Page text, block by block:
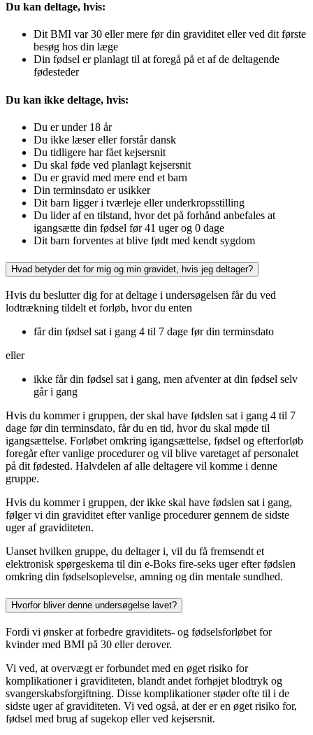
Du kan deltage, hvis:
Dit BMI var 30 eller mere før din graviditet eller ved dit første
besøg hos din læge
Din fødsel er planlagt til at foregå på et af de deltagende
fødesteder
Du kan ikke deltage, hvis:
Du er under 18 år
Du ikke læser eller forstår dansk
Du tidligere har fået kejsersnit
Du skal føde ved planlagt kejsersnit
Du er gravid med mere end et barn
Din terminsdato er usikker
Dit barn ligger i tværleje eller underkropsstilling
Du lider af en tilstand, hvor det på forhånd anbefales at
igangsætte din fødsel før 41 uger og 0 dage
Dit barn forventes at blive født med kendt sygdom
Hvad betyder det for mig og min gravidet, hvis jeg deltager?
Hvis du beslutter dig for at deltage i undersøgelsen får du ved
lodtrækning tildelt et forløb, hvor du enten
får din fødsel sat i gang 4 til 7 dage før din terminsdato
eller
ikke får din fødsel sat i gang, men afventer at din fødsel selv
går i gang
Hvis du kommer i gruppen, der skal have fødslen sat i gang 4 til 7
dage før din terminsdato, får du en tid, hvor du skal møde til
igangsættelse. Forløbet omkring igangsættelse, fødsel og efterforløb
foregår efter vanlige procedurer og vil blive varetaget af personalet
på dit fødested. Halvdelen af alle deltagere vil komme i denne
gruppe.
Hvis du kommer i gruppen, der ikke skal have fødslen sat i gang,
følger vi din graviditet efter vanlige procedurer gennem de sidste
uger af graviditeten.
Uanset hvilken gruppe, du deltager i, vil du få fremsendt et
elektronisk spørgeskema til din e-Boks fire-seks uger efter fødslen
omkring din fødselsoplevelse, amning og din mentale sundhed.
Hvorfor bliver denne undersøgelse lavet?
Fordi vi ønsker at forbedre graviditets- og fødselsforløbet for
kvinder med BMI på 30 eller derover.
Vi ved, at overvægt er forbundet med en øget risiko for
komplikationer i graviditeten, blandt andet forhøjet blodtryk og
svangerskabsforgiftning. Disse komplikationer støder ofte til i de
sidste uger af graviditeten. Vi ved også, at der er en øget risiko for,
fødsel med brug af sugekop eller ved kejsersnit.